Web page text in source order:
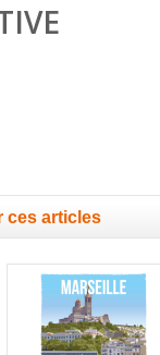
ces articles